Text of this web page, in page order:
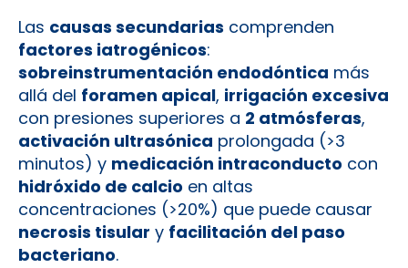
Las causas secundarias comprenden
factores iatrogénicos:
sobreinstrumentación endodóntica más
allá del foramen apical, irrigación excesiva
con presiones superiores a 2 atmósferas,
activación ultrasónica prolongada (>3
minutos) y medicación intraconducto con
hidróxido de calcio en altas
concentraciones (>20%) que puede causar
necrosis tisular y facilitación del paso
bacteriano.